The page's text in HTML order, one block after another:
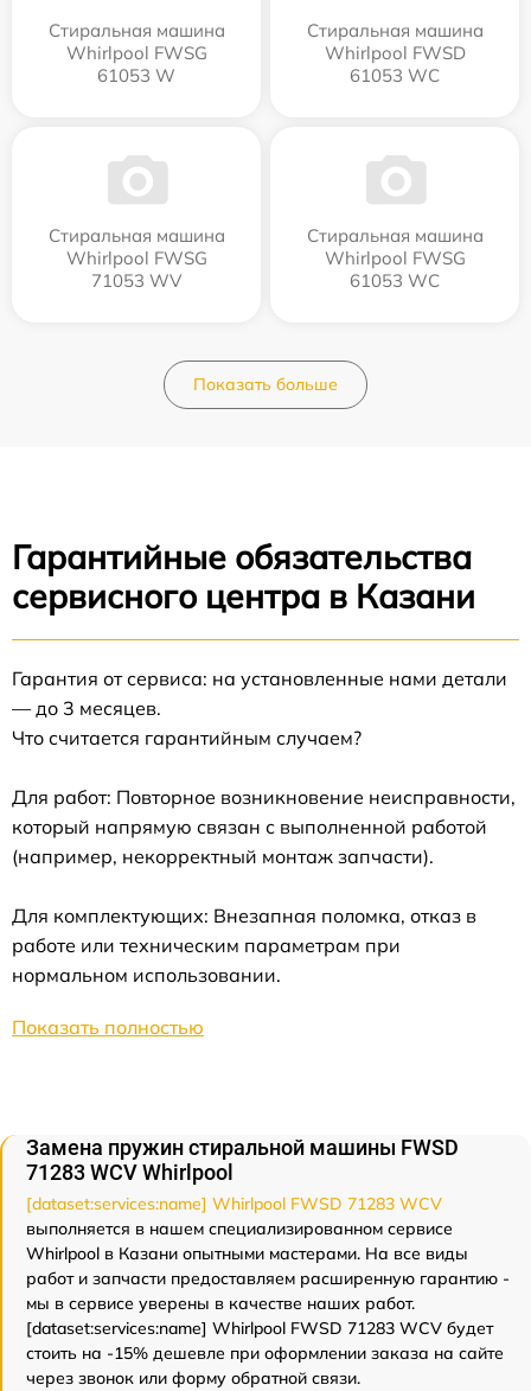
Стиральная машина
Whirlpool FWSG
61053 W
Стиральная машина
Whirlpool FWSD
61053 WC
Стиральная машина
Whirlpool FWSG
71053 WV
Стиральная машина
Whirlpool FWSG
61053 WC
Показать больше
Гарантийные обязательства
сервисного центра в Казани
Гарантия от сервиса: на установленные нами детали
— до 3 месяцев.
Что считается гарантийным случаем?
Для работ: Повторное возникновение неисправности,
который напрямую связан с выполненной работой
(например, некорректный монтаж запчасти).
Для комплектующих: Внезапная поломка, отказ в
работе или техническим параметрам при
нормальном использовании.
Показать полностью
Замена пружин стиральной машины FWSD
71283 WCV Whirlpool
[dataset:services:name] Whirlpool FWSD 71283 WCV
выполняется в нашем специализированном сервисе
Whirlpool в Казани опытными мастерами. На все виды
работ и запчасти предоставляем расширенную гарантию -
мы в сервисе уверены в качестве наших работ.
[dataset:services:name] Whirlpool FWSD 71283 WCV будет
стоить на -15% дешевле при оформлении заказа на сайте
через звонок или форму обратной связи.